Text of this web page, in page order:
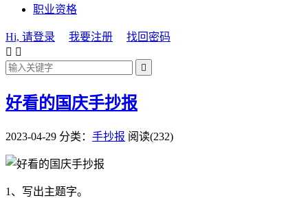
职业资格
Hi, 请登录 我要注册
找回密码
 

好看的国庆手抄报
2023-04-29 分类： 手抄报 阅读(232)
1、写出主题字。